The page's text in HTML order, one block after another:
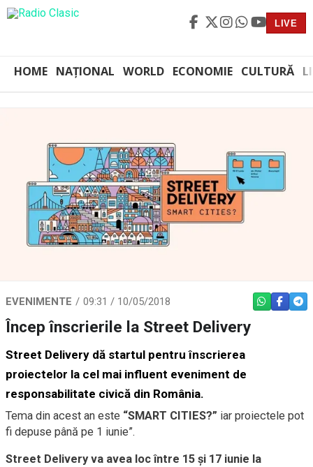
LIVE
HOME NAȚIONAL WORLD ECONOMIE CULTURĂ
EVENIMENTE 09:31 / 10/05/2018 WHATSAPP
Încep înscrierile la Street Delivery
Street Delivery dă startul pentru înscrierea
proiectelor la cel mai influent eveniment de
responsabilitate civică din România.
Tema din acest an este “SMART CITIES?” iar proiectele pot
fi depuse până pe 1 iunie”.
Street Delivery va avea loc între 15 și 17 iunie la